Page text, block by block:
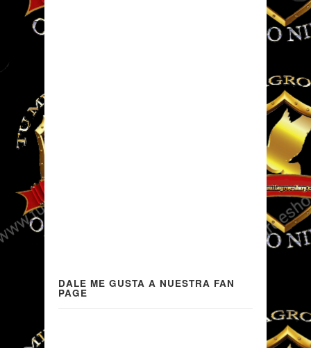
DALE ME GUSTA A NUESTRA FAN
PAGE